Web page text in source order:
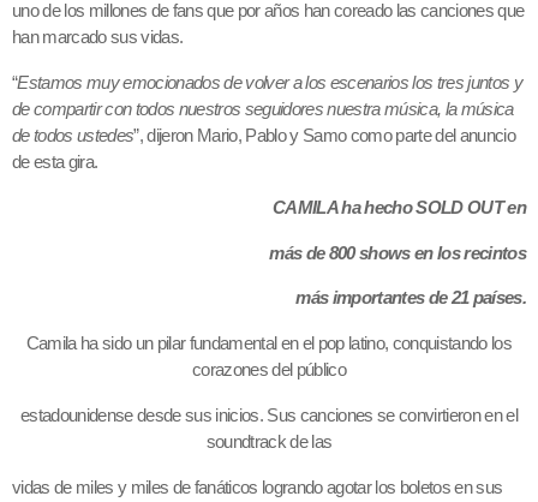
uno de los millones de fans que por años han coreado las canciones que
han marcado sus vidas.
“Estamos muy emocionados de volver a los escenarios los tres juntos y
de compartir con todos nuestros seguidores nuestra música, la música
de todos ustedes”, dijeron Mario, Pablo y Samo como parte del anuncio
de esta gira.
CAMILA ha hecho SOLD OUT en
más de 800 shows en los recintos
más importantes de 21 países.
Camila ha sido un pilar fundamental en el pop latino, conquistando los
corazones del público
estadounidense desde sus inicios. Sus canciones se convirtieron en el
soundtrack de las
vidas de miles y miles de fanáticos logrando agotar los boletos en sus